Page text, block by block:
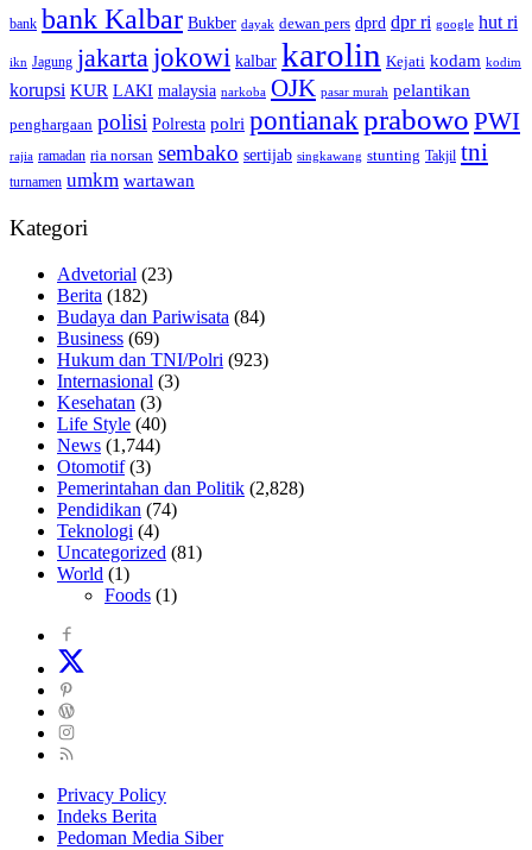
bank bank Kalbar Bukber dayak dewan pers dprd dpr ri google hut ri
ikn Jagung jakarta jokowi kalbar karolin Kejati kodam kodim
korupsi KUR LAKI malaysia narkoba OJK pasar murah pelantikan
penghargaan polisi Polresta polri pontianakprabowo PWI
rajia ramadan ria norsan sembako sertijab singkawang stunting Takjil tni
turnamen umkm wartawan
Kategori
Advetorial (23)
Berita (182)
Budaya dan Pariwisata (84)
Business (69)
Hukum dan TNI/Polri (923)
Internasional (3)
Kesehatan (3)
Life Style (40)
News (1,744)
Otomotif(3)
Pemerintahan dan Politik (2,828)
Pendidikan (74)
Teknologi (4)
Uncategorized (81)
World (1)
Foods (1)
Privacy Policy
Indeks Berita
Pedoman Media Siber